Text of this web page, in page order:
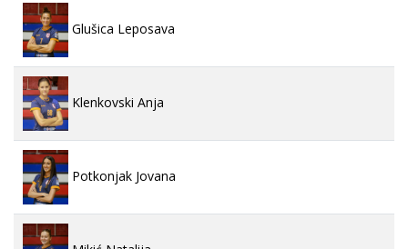
Glušica Leposava
Klenkovski Anja
Potkonjak Jovana